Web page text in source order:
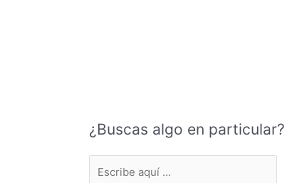
¿Buscas algo en particular?